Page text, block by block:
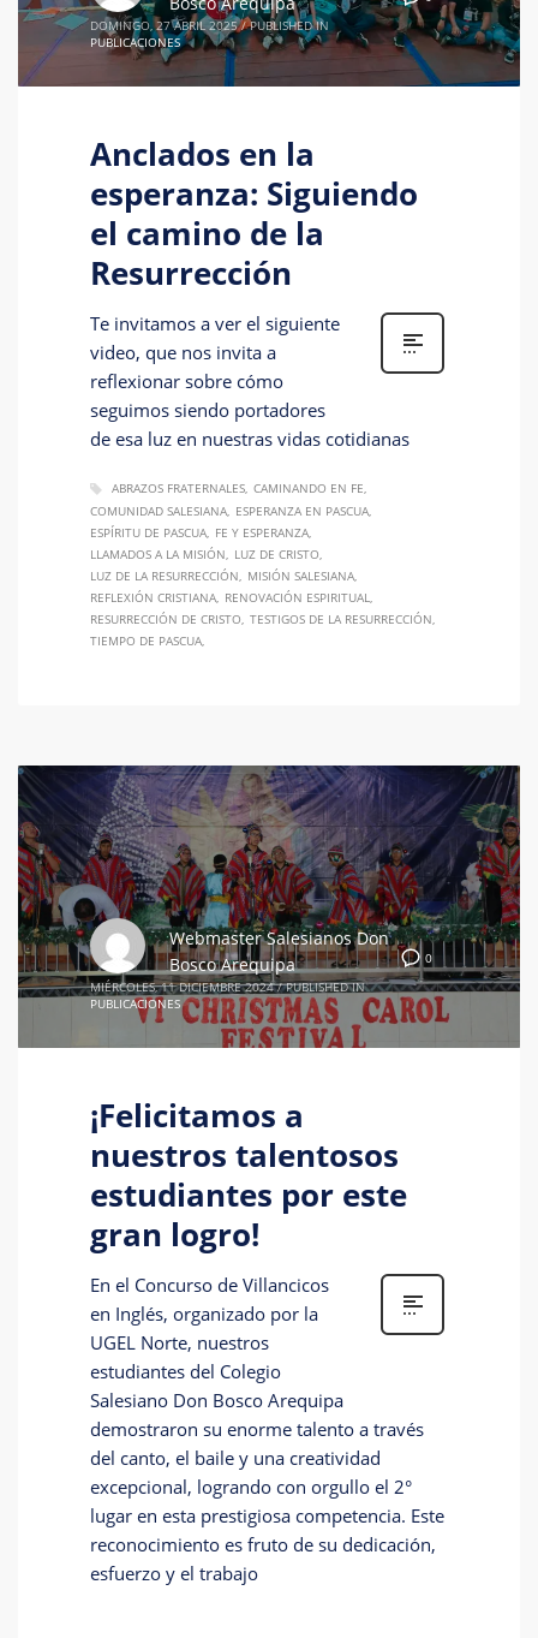
DOMINGO, 27 ABRIL 2025 / PUBLISHED IN
PUBLICACIONES
Anclados en la
esperanza: Siguiendo
el camino de la
Resurrección
Te invitamos a ver el siguiente
video, que nos invita a
reflexionar sobre cómo
seguimos siendo portadores
de esa luz en nuestras vidas cotidianas
ABRAZOS FRATERNALES CAMINANDO EN FE
COMUNIDAD SALESIANA ESPERANZA EN PASCUA
ESPÍRITU DE PASCUA FE Y ESPERANZA
LLAMADOS A LA MISIÓN
LUZ DE CRISTO
LUZ DE LA RESURRECCIÓN
MISIÓN SALESIANA
REFLEXIÓN CRISTIANA RENOVACIÓN ESPIRITUAL
RESURRECCIÓN DE CRISTO TESTIGOS DE LA RESURRECCIÓN
TIEMPO DE PASCUA
0
Webmaster Salesianos Don
Bosco Arequipa
MIÉRCOLES, 11 DICIEMBRE 2024 / PUBLISHED IN
PUBLICACIONES
¡Felicitamos a
nuestros talentosos
estudiantes por este
gran logro!
En el Concurso de Villancicos
en Inglés, organizado por la
UGEL Norte, nuestros
estudiantes del Colegio
Salesiano Don Bosco Arequipa
demostraron su enorme talento a través
del canto, el baile y una creatividad
excepcional, logrando con orgullo el 2°
lugar en esta prestigiosa competencia. Este
reconocimiento es fruto de su dedicación,
esfuerzo y el trabajo